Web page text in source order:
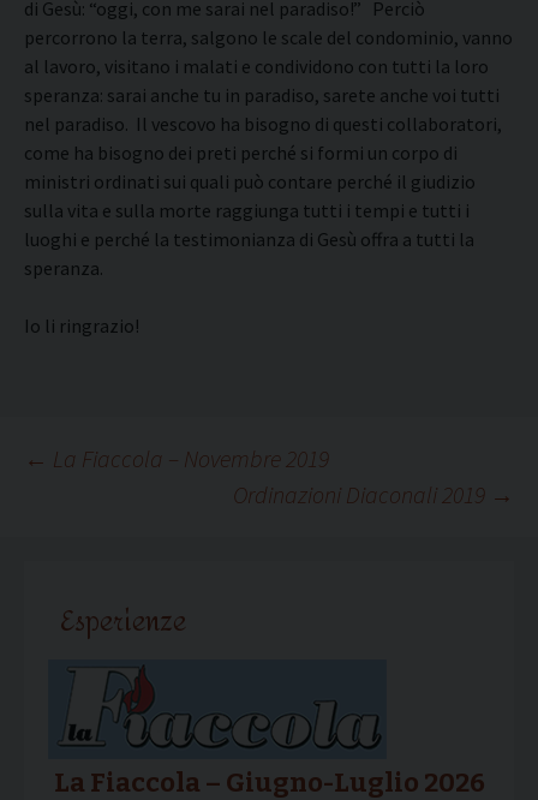
di Gesù: “oggi, con me sarai nel paradiso!” Perciò
percorrono la terra, salgono le scale del condominio, vanno
al lavoro, visitano i malati e condividono con tutti la loro
speranza: sarai anche tu in paradiso, sarete anche voi tutti
nel paradiso. Il vescovo ha bisogno di questi collaboratori,
come ha bisogno dei preti perché si formi un corpo di
ministri ordinati sui quali può contare perché il giudizio
sulla vita e sulla morte raggiunga tutti i tempi e tutti i
luoghi e perché la testimonianza di Gesù offra a tutti la
speranza.
Io li ringrazio!
Navigazione
← La Fiaccola – Novembre 2019
Ordinazioni Diaconali 2019 →
Esperienze
La Fiaccola – Giugno-Luglio 2026